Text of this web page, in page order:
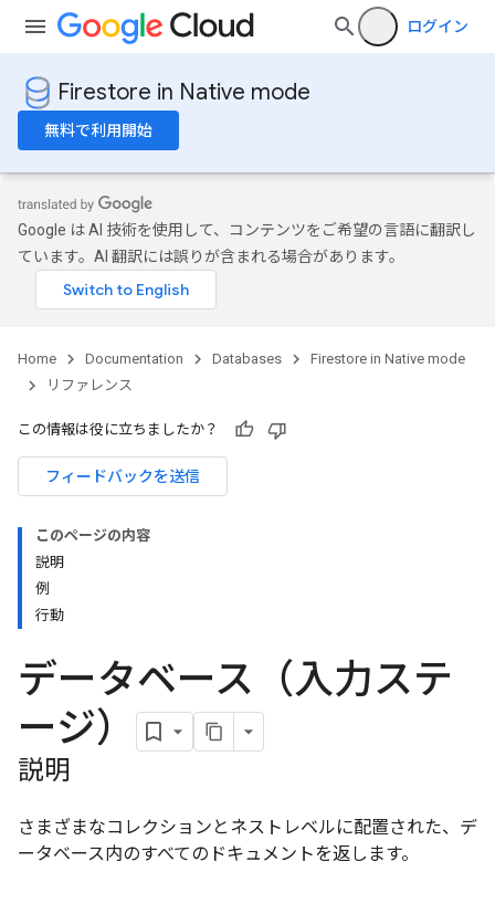
ログイン
Firestore in Native mode
無料で利用開始
Google は AI 技術を使用して、コンテンツをご希望の言語に翻訳し
ています。AI 翻訳には誤りが含まれる場合があります。
Home Documentation Databases
Firestore in Native mode
リファレンス
この情報は役に立ちましたか？
フィードバックを送信
このページの内容
説明
例
行動
データベース（入力ステ
ージ）
説明
さまざまなコレクションとネストレベルに配置された、デ
ータベース内のすべてのドキュメントを返します。